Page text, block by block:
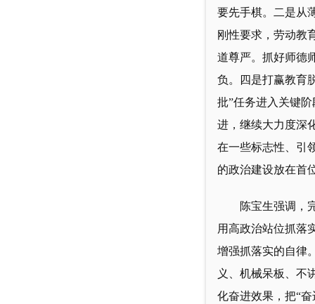
要先手棋。二是从
刚性要求，劳动教
道尊严。抓好师德
负。四是打赢教育
批”任务进入关键
进，继续大力度深
在一些标志性、引
的政治建设放在首
陈宝生强调，
用高政治站位抓落
增强抓落实的自律
义、机械呆板、不
化奋进效果，把“